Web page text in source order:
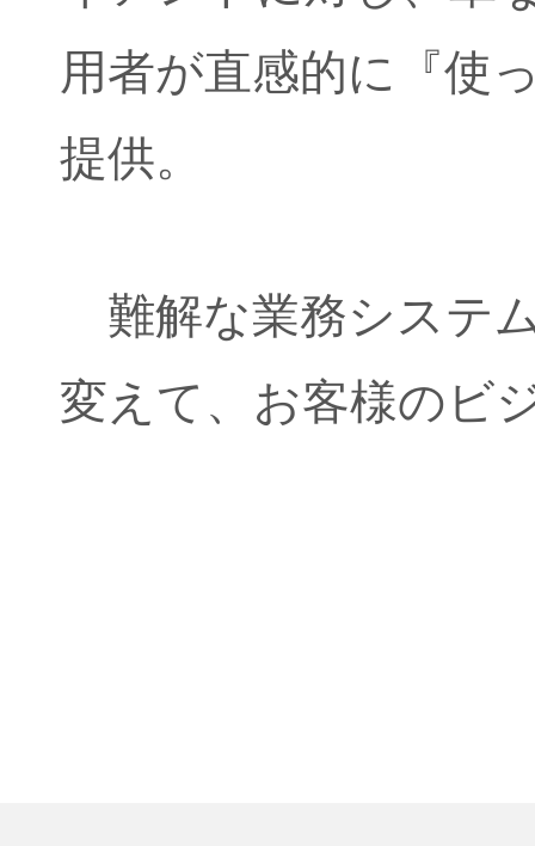
用者が直感的に『使
提供。
難解な業務システ
変えて、お客様のビ